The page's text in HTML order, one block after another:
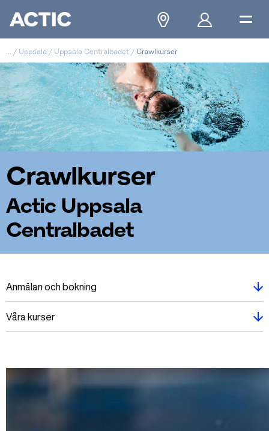
/ Uppsala / Uppsala Centralbadet / Crawlkurser
Crawlkurser
Actic Uppsala
Centralbadet
Anmälan och bokning
Våra kurser